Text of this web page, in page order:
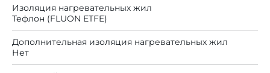
Изоляция нагревательных жил
Тефлон (FLUON ETFE)
Дополнительная изоляция нагревательных жил
Нет